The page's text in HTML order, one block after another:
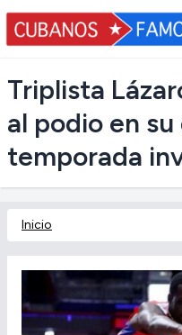
Triplista
al podio en
temporada
Inicio